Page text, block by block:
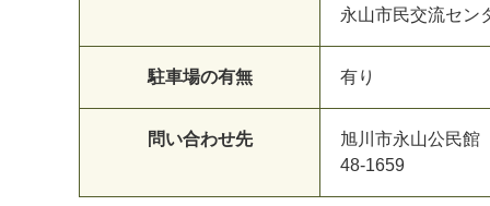
永山市民交流セン
駐車場の有無 有り
問い合わせ先
旭川市永山公民館
48-1659